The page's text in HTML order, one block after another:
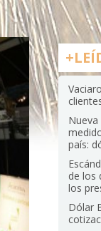
país:
de los
los
Dólar